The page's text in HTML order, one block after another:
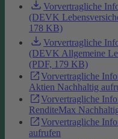
Vorvertragliche
(DEVK
178 KB)
Vorvertragliche
(DEVK Allgemeine
(PDF, 179 KB)
Vorvertragliche
Aktien Nachhaltig
Vorvertragliche
RenditeMax
Vorvertragliche
aufrufen